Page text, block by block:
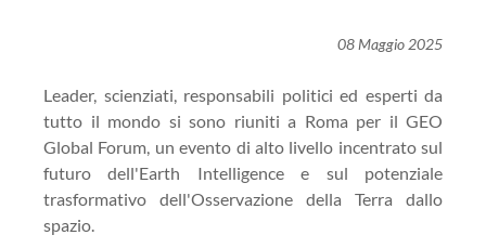
08 Maggio 2025
Leader, scienziati, responsabili politici ed esperti da
tutto il mondo si sono riuniti a Roma per il GEO
Global Forum, un evento di alto livello incentrato sul
futuro dell'Earth Intelligence e sul potenziale
trasformativo dell'Osservazione della Terra dallo
spazio.